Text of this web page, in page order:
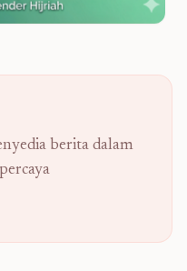
berita dalam